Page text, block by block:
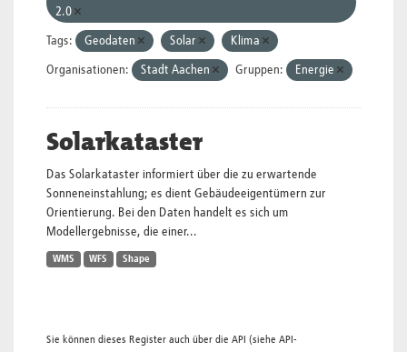
2.0
Tags: Geodaten Solar Klima
Organisationen: Stadt Aachen Gruppen: Energie
Solarkataster
Das Solarkataster informiert über die zu erwartende
Sonneneinstahlung; es dient Gebäudeeigentümern zur
Orientierung. Bei den Daten handelt es sich um
Modellergebnisse, die einer...
WMS WFS Shape
Sie können dieses Register auch über die API (siehe API-